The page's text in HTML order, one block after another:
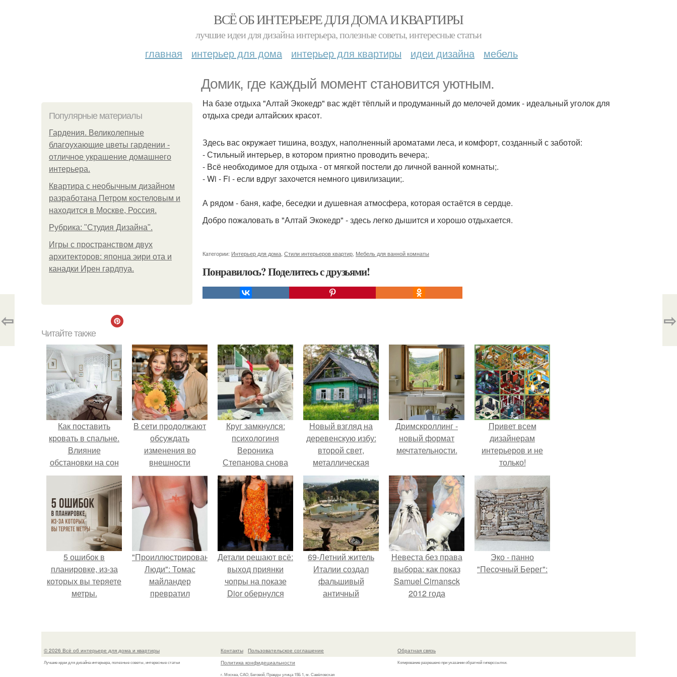
ВСЁ ОБ ИНТЕРЬЕРЕ ДЛЯ ДОМА И КВАРТИРЫ
лучшие идеи для дизайна интерьера, полезные советы, интересные статьи
главная интерьер для дома интерьер для квартиры идеи дизайна мебель
Домик, где каждый момент становится уютным.
Популярные материалы
Гардения. Великолепные
благоухающие цветы гардении -
отличное украшение домашнего
интерьера.
Квартира с необычным дизайном
разработана Петром костеловым и
находится в Москве, Россия.
Рубрика: "Студия Дизайна".
Игры с пространством двух
архитекторов: японца эири ота и
канадки Ирен гардпуа.
На базе отдыха "Алтай Экокедр" вас ждёт тёплый и продуманный до мелочей домик - идеальный уголок для
отдыха среди алтайских красот.
Здесь вас окружает тишина, воздух, наполненный ароматами леса, и комфорт, созданный с заботой:
- Стильный интерьер, в котором приятно проводить вечера;.
- Всё необходимое для отдыха - от мягкой постели до личной ванной комнаты;.
- Wi - Fi - если вдруг захочется немного цивилизации;.
А рядом - баня, кафе, беседки и душевная атмосфера, которая остаётся в сердце.
Добро пожаловать в "Алтай Экокедр" - здесь легко дышится и хорошо отдыхается.
Категории: Интерьер для дома Стили интерьеров квартир Мебель для ванной комнаты
Понравилось? Поделитесь с друзьями!
⇦ ⇨
Читайте также
Как поставить
кровать в спальне.
Влияние
обстановки на сон
В сети продолжают
обсуждать
изменения во
внешности
актрисы.
Круг замкнулся:
психологиня
Вероника
Степанова снова
вышла замуж за
собственного
бывшего мужа.
Новый взгляд на
деревенскую избу:
второй свет,
металлическая
лестница,
стеклянный
фронтон и входная
группа,
деревенская печь.
Дримскроллинг -
новый формат
мечтательности.
Привет всем
дизайнерам
интерьеров и не
только!
5 ошибок в
планировке, из-за
которых вы теряете
метры.
"Проиллюстрированные
Люди": Томас
майландер
превратил
Детали решают всё:
выход приянки
чопры на показе
Dior обернулся
пошива.
69-Летний житель
Италии создал
фальшивый
античный
успешно выдавал
историческое
Невеста без права
выбора: как показ
Samuel Cirnansck
2012 года
принуждения.
Эко - панно
"Песочный Берег":
© 2026 Всё об интерьере для дома и квартиры
Лучшие идеи для дизайна интерьера, полезные советы, интересные статьи
Контакты
Пользовательское соглашение
Политика конфидециальности
г. Москва, САО, Беговой, Правды улица 15Б 1, м. Савёловская
Обратная связь
Копирование разрешено при указании обратной гиперссылки.